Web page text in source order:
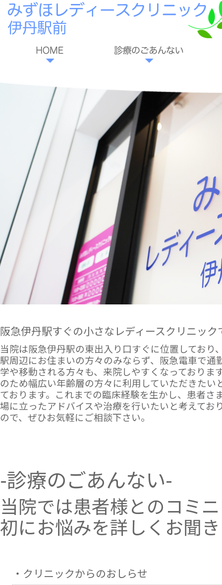
阪急伊丹駅すぐの小さなレディースクリニック
当院は阪急伊丹駅の東出入り口すぐに位置しており
駅周辺にお住まいの方々のみならず、阪急電車で通
学や移動される方々も、来院しやすくなっておりま
のため幅広い年齢層の方々に利用していただきたい
ております。これまでの臨床経験を生かし、患者さ
場に立ったアドバイスや治療を行いたいと考えてお
ので、ぜひお気軽にご相談下さい。
-診療のごあんない-
当院では患者様とのコミ
初にお悩みを詳しくお聞
・クリニックからのおしらせ